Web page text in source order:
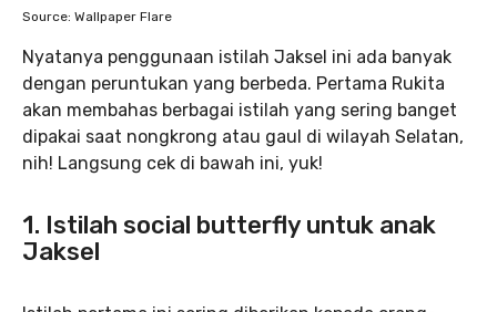
Source: Wallpaper Flare
Nyatanya penggunaan istilah Jaksel ini ada banyak
dengan peruntukan yang berbeda. Pertama Rukita
akan membahas berbagai istilah yang sering banget
dipakai saat nongkrong atau gaul di wilayah Selatan,
nih! Langsung cek di bawah ini, yuk!
1. Istilah social butterfly untuk anak
Jaksel